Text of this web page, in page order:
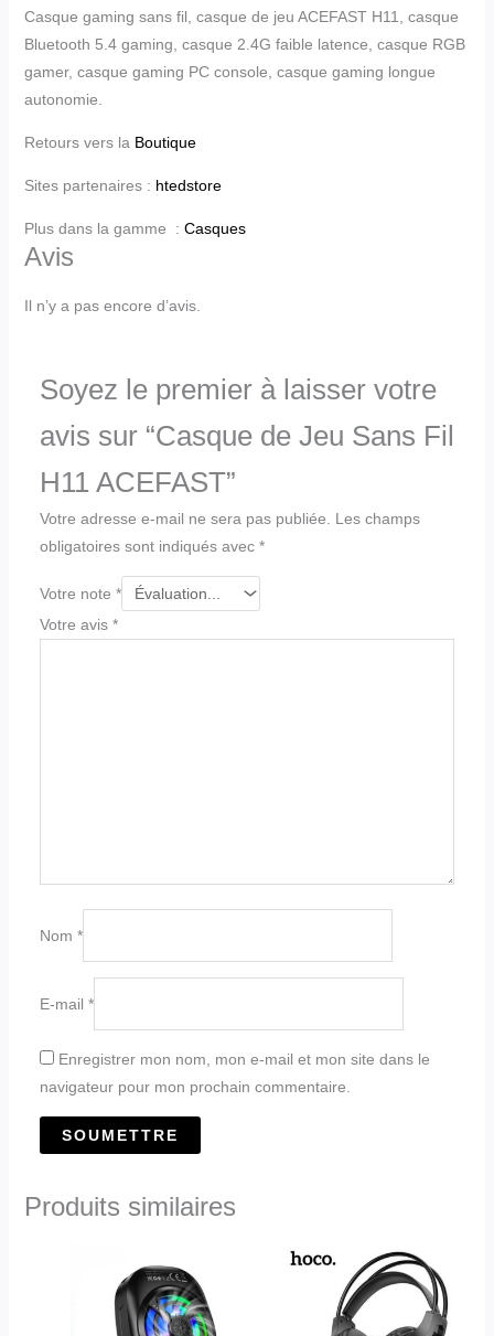
Casque gaming sans fil, casque de jeu ACEFAST H11, casque
Bluetooth 5.4 gaming, casque 2.4G faible latence, casque RGB
gamer, casque gaming PC console, casque gaming longue
autonomie.
Retours vers la Boutique
Sites partenaires : htedstore
Plus dans la gamme : Casques
Avis
Il n’y a pas encore d’avis.
Soyez le premier à laisser votre
avis sur “Casque de Jeu Sans Fil
H11 ACEFAST”
Votre adresse e-mail ne sera pas publiée.
Les champs
obligatoires sont indiqués avec *
Votre note *
Votre avis *
Nom *
E-mail *
Enregistrer mon nom, mon e-mail et mon site dans le
navigateur pour mon prochain commentaire.
Produits similaires